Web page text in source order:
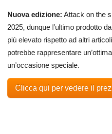
Nuova edizione: Attack on the
2025, dunque l’ultimo prodotto
più elevato rispetto ad altri
potrebbe rappresentare
un’occasione speciale.
Clicca qui per vedere il